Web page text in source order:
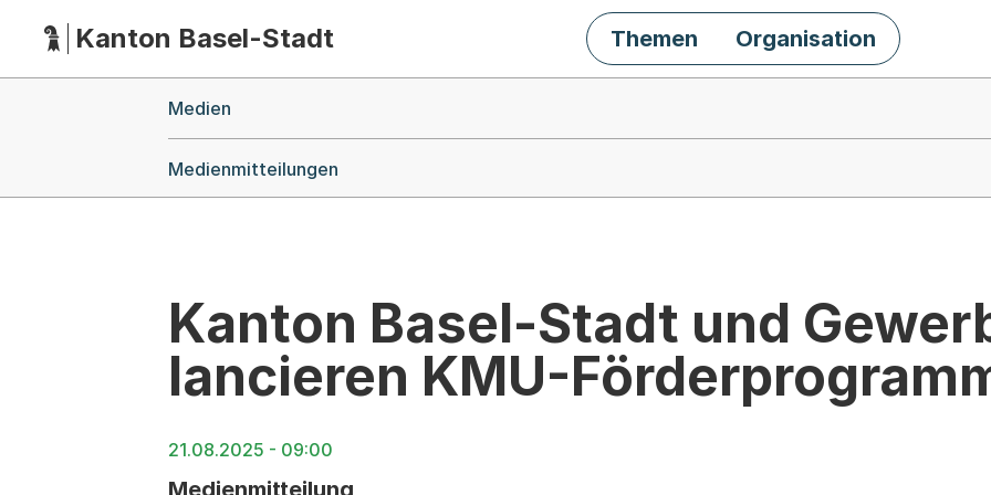
HauptnavigationKanton Basel-Stadt Themen Organisation
Medien
Medienmitteilungen
Kanton Basel-Stadt und
lancieren KMU-
21.08.2025 - 09:00
Medienmitteilung